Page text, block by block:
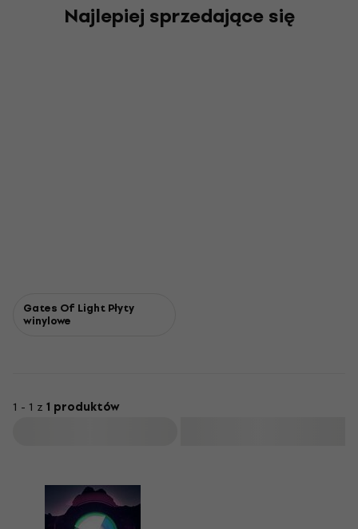
Najlepiej sprzedające się
Gates Of Light Płyty
winylowe
1 - 1 z 1 produktów